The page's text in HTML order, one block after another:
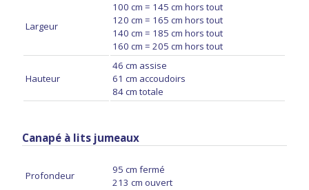
Largeur
100 cm = 145 cm hors tout
120 cm = 165 cm hors tout
140 cm = 185 cm hors tout
160 cm = 205 cm hors tout
Hauteur
46 cm assise
61 cm accoudoirs
84 cm totale
Canapé à lits jumeaux
Profondeur
95 cm fermé
213 cm ouvert